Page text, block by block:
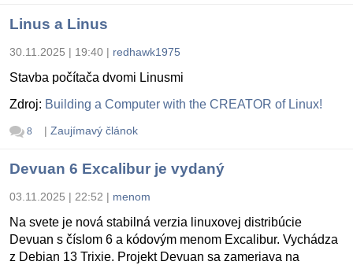
Linus a Linus
30.11.2025 | 19:40 | redhawk1975
Stavba počítača dvomi Linusmi
Zdroj: Building a Computer with the CREATOR of Linux!
8 | Zaujímavý článok
Devuan 6 Excalibur je vydaný
03.11.2025 | 22:52 | menom
Na svete je nová stabilná verzia linuxovej distribúcie
Devuan s číslom 6 a kódovým menom Excalibur. Vychádza
z Debian 13 Trixie. Projekt Devuan sa zameriava na